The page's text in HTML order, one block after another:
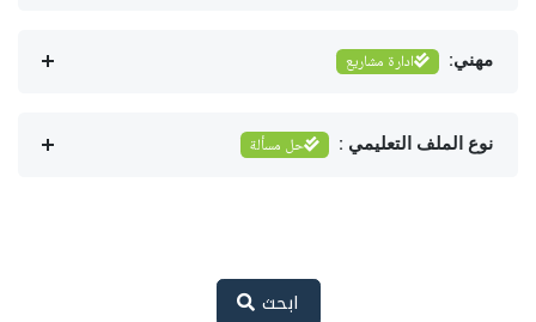
مهني: ادارة مشاريع
نوع الملف التعليمي : حل مسألة
ابحث